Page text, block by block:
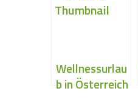
Wellnessurlau
b in Österreich